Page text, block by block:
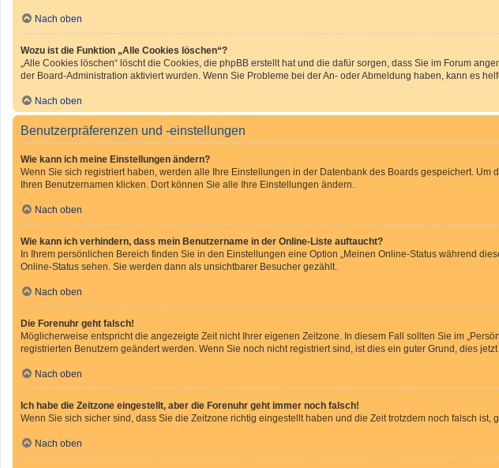
Nach oben
Wozu ist die Funktion „Alle Cookies löschen“?
„Alle Cookies löschen“ löscht die Cookies, die phpBB erstellt hat und die dafür sorgen, dass Sie im Forum
der Board-Administration aktiviert wurden. Wenn Sie Probleme bei der An- oder Abmeldung haben, kann es
Nach oben
Benutzerpräferenzen und -einstellungen
Wie kann ich meine Einstellungen ändern?
Wenn Sie sich registriert haben, werden alle Ihre Einstellungen in der Datenbank des Boards gespeichert.
Ihren Benutzernamen klicken. Dort können Sie alle Ihre Einstellungen ändern.
Nach oben
Wie kann ich verhindern, dass mein Benutzername in der Online-Liste auftaucht?
In Ihrem persönlichen Bereich finden Sie in den Einstellungen eine Option „Meinen Online-Status während
Online-Status sehen. Sie werden dann als unsichtbarer Besucher gezählt.
Nach oben
Die Forenuhr geht falsch!
Möglicherweise entspricht die angezeigte Zeit nicht Ihrer eigenen Zeitzone. In diesem Fall sollten Sie im
registrierten Benutzern geändert werden. Wenn Sie noch nicht registriert sind, ist dies ein guter Grund, dies jetzt
Nach oben
Ich habe die Zeitzone eingestellt, aber die Forenuhr geht immer noch falsch!
Wenn Sie sich sicher sind, dass Sie die Zeitzone richtig eingestellt haben und die Zeit trotzdem noch falsch
Nach oben